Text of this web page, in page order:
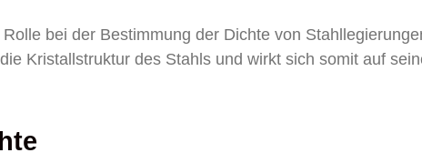
bei der Bestimmung der Dichte von
Kristallstruktur des Stahls und wirkt sich somit auf